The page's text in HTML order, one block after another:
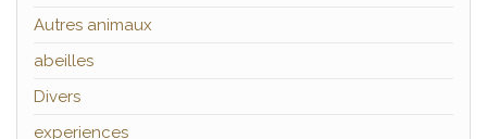
Autres animaux
abeilles
Divers
experiences